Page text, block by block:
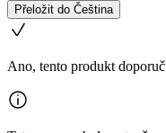
Přeložit do Čeština
Ano, tento produkt